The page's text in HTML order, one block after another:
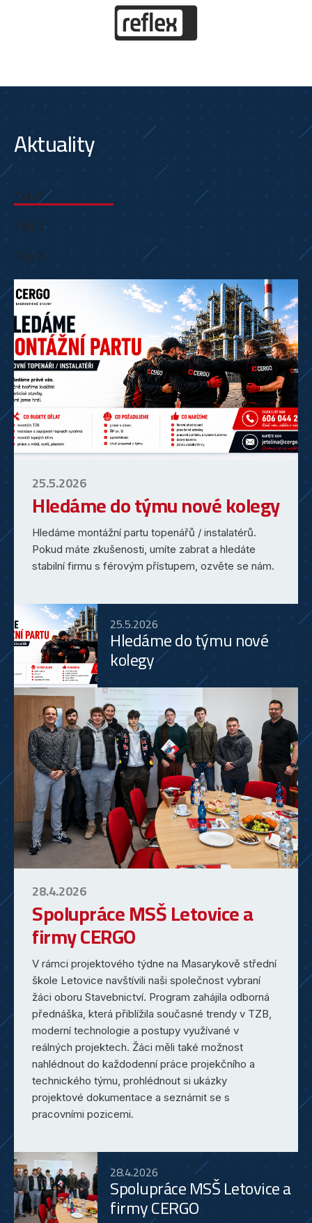
Aktuality
Tab 1
Tab 2
Tab 3
25.5.2026
Hledáme do týmu nové kolegy
Hledáme montážní partu topenářů / instalatérů.
Pokud máte zkušenosti, umíte zabrat a hledáte
stabilní firmu s férovým přístupem, ozvěte se nám.
25.5.2026
Hledáme do týmu nové
kolegy
28.4.2026
Spolupráce MSŠ Letovice a
firmy CERGO
V rámci projektového týdne na Masarykově střední
škole Letovice navštívili naši společnost vybraní
žáci oboru Stavebnictví. Program zahájila odborná
přednáška, která přiblížila současné trendy v TZB,
moderní technologie a postupy využívané v
reálných projektech. Žáci měli také možnost
nahlédnout do každodenní práce projekčního a
technického týmu, prohlédnout si ukázky
projektové dokumentace a seznámit se s
pracovními pozicemi.
28.4.2026
Spolupráce MSŠ Letovice a
firmy CERGO